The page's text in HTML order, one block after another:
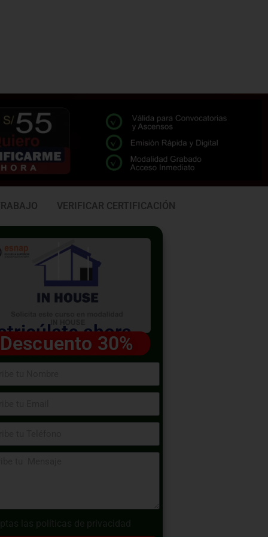
VERIFICAR CERTIFICACIÓN
ahora
Descuento 30%